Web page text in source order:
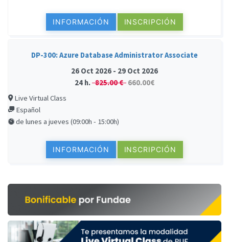
INFORMACIÓN INSCRIPCIÓN
DP-300: Azure Database Administrator Associate
26 Oct 2026 - 29 Oct 2026
24 h.825.00 € 660.00€
Live Virtual Class
Español
de lunes a jueves (09:00h - 15:00h)
INFORMACIÓN INSCRIPCIÓN